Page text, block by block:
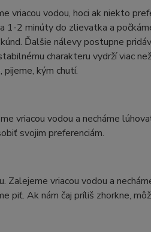
vriacou vodou, hoci ak niekto
1-2 minúty do zlievatka a
Ďalšie nálevy postupne
charakteru vydrží viac
kým chutí.
vriacou vodou a necháme
svojim preferenciám.
Zalejeme vriacou vodou a
piť. Ak nám čaj príliš zhorkne,